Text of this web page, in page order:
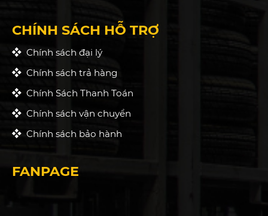
CHÍNH SÁCH HỖ TRỢ
Chính sách đại lý
Chính sách trả hàng
Chính Sách Thanh Toán
Chính sách vận chuyển
Chính sách bảo hành
FANPAGE